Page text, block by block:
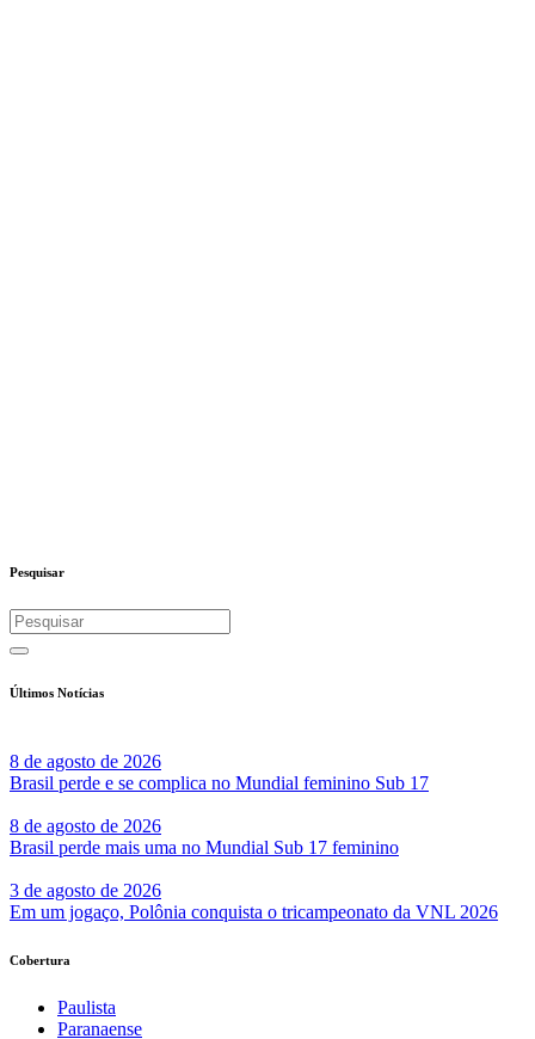
Pesquisar
Últimos Notícias
8 de agosto de 2026
Brasil perde e se complica no Mundial feminino Sub 17
8 de agosto de 2026
Brasil perde mais uma no Mundial Sub 17 feminino
3 de agosto de 2026
Em um jogaço, Polônia conquista o tricampeonato da VNL 2026
Cobertura
Paulista
Paranaense